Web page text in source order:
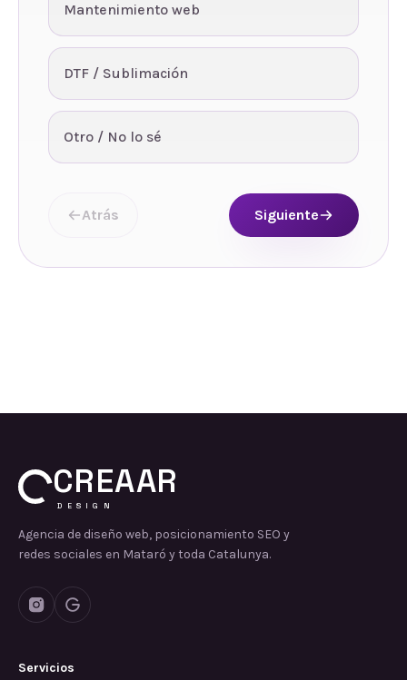
Mantenimiento web
DTF / Sublimación
Otro / No lo sé
Atrás Siguiente
CREAAR
DESIGN
Agencia de diseño web, posicionamiento SEO y
redes sociales en Mataró y toda Catalunya.
Servicios